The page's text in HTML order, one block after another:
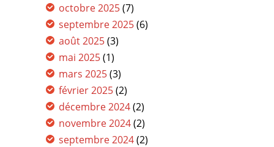
octobre 2025(7)
septembre 2025(6)
août 2025(3)
mai 2025(1)
mars 2025(3)
février 2025(2)
décembre 2024(2)
novembre 2024(2)
septembre 2024(2)